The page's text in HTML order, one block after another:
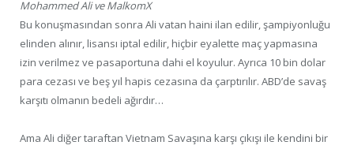
Mohammed Ali ve MalkomX
Bu konuşmasından sonra Ali vatan haini ilan edilir, şampiyonluğu
elinden alınır, lisansı iptal edilir, hiçbir eyalette maç yapmasına
izin verilmez ve pasaportuna dahi el koyulur. Ayrıca 10 bin dolar
para cezası ve beş yıl hapis cezasına da çarptırılır. ABD’de savaş
karşıtı olmanın bedeli ağırdır…
Ama Ali diğer taraftan Vietnam Savaşına karşı çıkışı ile kendini bir